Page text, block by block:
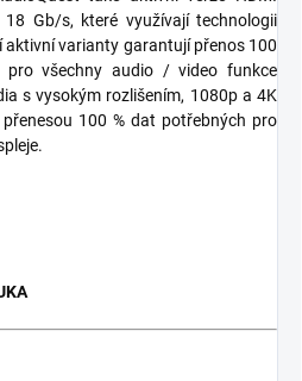
Gb/s, které využívají technologii
aktivní varianty garantují přenos 100
pro všechny audio / video funkce
s vysokým rozlišením, 1080p a 4K
100 % dat potřebných pro